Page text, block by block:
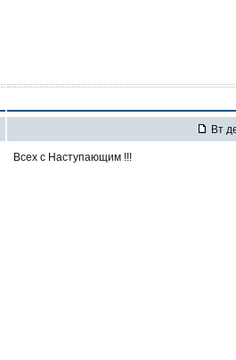
Вт
Всех с Наступающим !!!